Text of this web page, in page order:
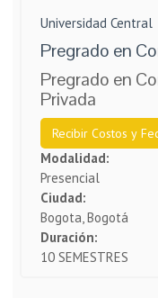
Universidad Central
Pregrado en
Pregrado en
Privada
Recibir Costos y
Modalidad:
Presencial
Ciudad:
Bogota, Bogotá
Duración:
10 SEMESTRES